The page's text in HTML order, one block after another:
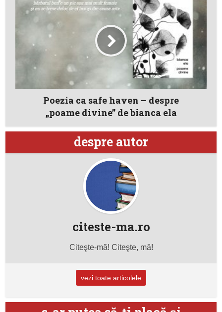
Poezia ca safe haven – despre
„poame divine” de bianca ela
despre autor
citeste-ma.ro
Citeşte-mă! Citeşte, mă!
vezi toate articolele